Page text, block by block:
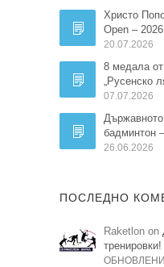
Христо
Open – 2026
20.07.2026
8 медала
„Русенско
07.07.2026
бадминтон
26.06.2026
ПОСЛЕДНО
Raketlon on
тренировки!